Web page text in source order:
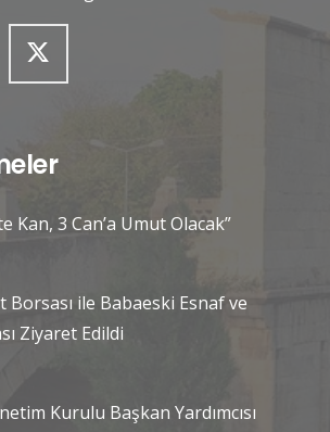
Kan, 3 Can’a Umut Olacak”
Borsası ile Babaeski Esnaf ve
Ziyaret Edildi
Kurulu Başkan Yardımcısı